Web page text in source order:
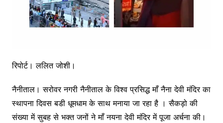
रिपोर्ट। ललित जोशी।
नैनीताल। सरोवर नगरी नैनीताल के विश्व प्रसिद्ध माँ नैना देवी मंदिर का
स्थापना दिवस बडी धूमधाम के साथ मनाया जा रहा है । सैकड़ो की
संख्या में सुबह से भक्त जनों ने माँ नयना देवी मंदिर में पूजा अर्चना की।